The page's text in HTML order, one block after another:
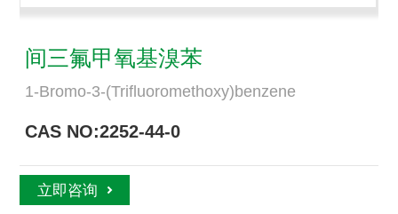
间三氟甲氧基溴苯
1-Bromo-3-(Trifluoromethoxy)benzene
CAS NO:2252-44-0
立即咨询